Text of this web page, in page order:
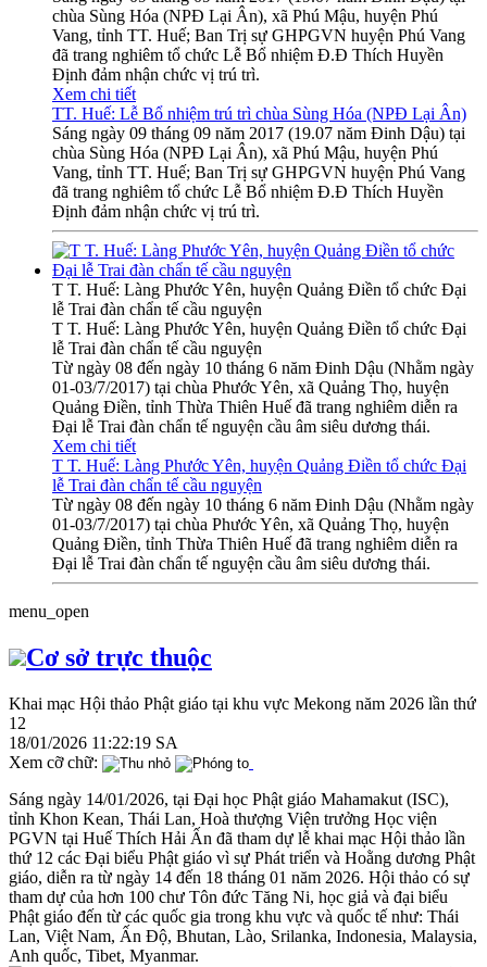
chùa Sùng Hóa (NPĐ Lại Ân), xã Phú Mậu, huyện Phú
Vang, tỉnh TT. Huế; Ban Trị sự GHPGVN huyện Phú Vang
đã trang nghiêm tổ chức Lễ Bổ nhiệm Đ.Đ Thích Huyền
Định đảm nhận chức vị trú trì.
Xem chi tiết
TT. Huế: Lễ Bổ nhiệm trú trì chùa Sùng Hóa (NPĐ Lại Ân)
Sáng ngày 09 tháng 09 năm 2017 (19.07 năm Đinh Dậu) tại
chùa Sùng Hóa (NPĐ Lại Ân), xã Phú Mậu, huyện Phú
Vang, tỉnh TT. Huế; Ban Trị sự GHPGVN huyện Phú Vang
đã trang nghiêm tổ chức Lễ Bổ nhiệm Đ.Đ Thích Huyền
Định đảm nhận chức vị trú trì.
T T. Huế: Làng Phước Yên, huyện Quảng Điền tổ chức Đại
lễ Trai đàn chẩn tế cầu nguyện
T T. Huế: Làng Phước Yên, huyện Quảng Điền tổ chức Đại
lễ Trai đàn chẩn tế cầu nguyện
Từ ngày 08 đến ngày 10 tháng 6 năm Đinh Dậu (Nhằm ngày
01-03/7/2017) tại chùa Phước Yên, xã Quảng Thọ, huyện
Quảng Điền, tỉnh Thừa Thiên Huế đã trang nghiêm diễn ra
Đại lễ Trai đàn chẩn tế nguyện cầu âm siêu dương thái.
Xem chi tiết
T T. Huế: Làng Phước Yên, huyện Quảng Điền tổ chức Đại
lễ Trai đàn chẩn tế cầu nguyện
Từ ngày 08 đến ngày 10 tháng 6 năm Đinh Dậu (Nhằm ngày
01-03/7/2017) tại chùa Phước Yên, xã Quảng Thọ, huyện
Quảng Điền, tỉnh Thừa Thiên Huế đã trang nghiêm diễn ra
Đại lễ Trai đàn chẩn tế nguyện cầu âm siêu dương thái.
menu_open
Cơ sở trực thuộc
Khai mạc Hội thảo Phật giáo tại khu vực Mekong năm 2026 lần thứ
12
18/01/2026 11:22:19 SA
Xem cỡ chữ:
Sáng ngày 14/01/2026, tại Đại học Phật giáo Mahamakut (ISC),
tỉnh Khon Kean, Thái Lan, Hoà thượng Viện trưởng Học viện
PGVN tại Huế Thích Hải Ấn đã tham dự lễ khai mạc Hội thảo lần
thứ 12 các Đại biểu Phật giáo vì sự Phát triển và Hoằng dương Phật
giáo, diễn ra từ ngày 14 đến 18 tháng 01 năm 2026. Hội thảo có sự
tham dự của hơn 100 chư Tôn đức Tăng Ni, học giả và đại biểu
Phật giáo đến từ các quốc gia trong khu vực và quốc tế như: Thái
Lan, Việt Nam, Ấn Độ, Bhutan, Lào, Srilanka, Indonesia, Malaysia,
Anh quốc, Tibet, Myanmar.